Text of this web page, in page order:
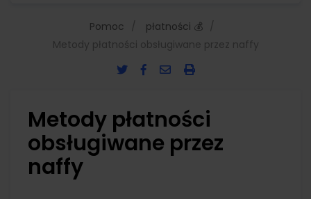
Pomoc
płatności 💰
Metody płatności obsługiwane przez naffy
Metody płatności
obsługiwane przez
naffy